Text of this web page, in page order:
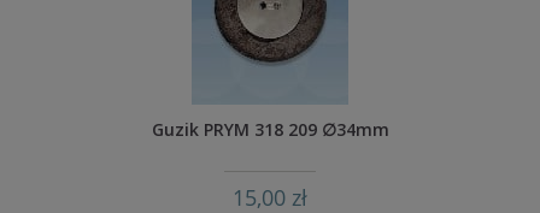
Guzik PRYM 318 209 ∅34mm
15,00 zł